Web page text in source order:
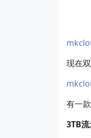
现在
有一
3TB